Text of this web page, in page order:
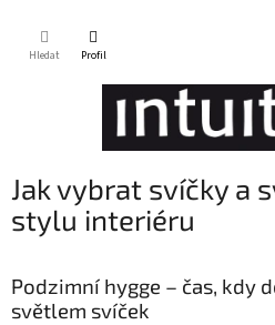
obsah
Jak vybrat svíčky a
stylu interiéru
Podzimní hygge – čas, kdy
světlem svíček